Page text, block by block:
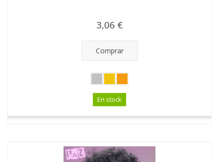
3,06 €
Comprar
En stock